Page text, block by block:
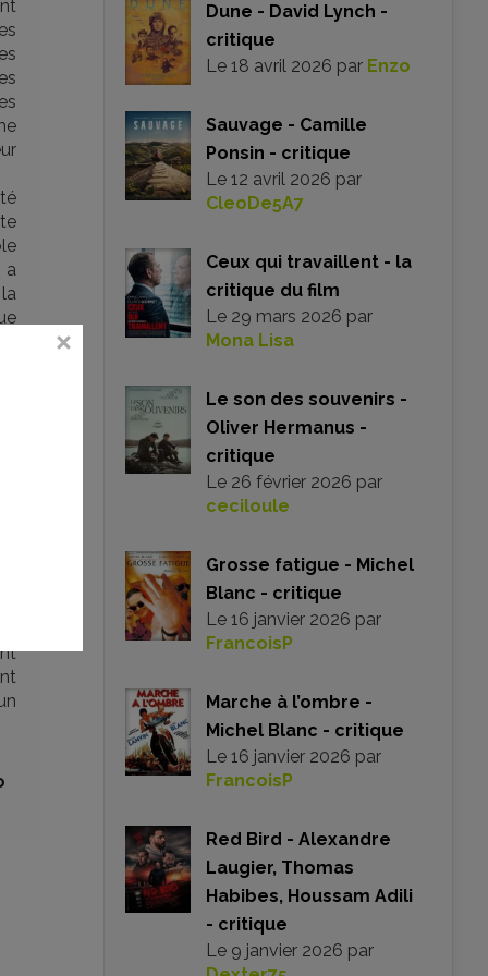
a
Dune - David Lynch -
critique
Le 18 avril 2026 par Enzo
Sauvage - Camille
Ponsin - critique
Le 12 avril 2026 par
CleoDe5A7
Ceux qui travaillent - la
critique du film
Le 29 mars 2026 par
Mona Lisa
Le son des souvenirs -
Oliver Hermanus -
critique
Le 26 février 2026 par
ceciloule
Grosse fatigue - Michel
Blanc - critique
Le 16 janvier 2026 par
FrancoisP
Marche à l’ombre -
Michel Blanc - critique
Le 16 janvier 2026 par
FrancoisP
Red Bird - Alexandre
Laugier, Thomas
Habibes, Houssam Adili
- critique
Le 9 janvier 2026 par